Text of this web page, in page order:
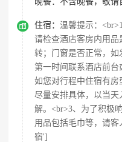
 住宿： 温馨提示：
请检查酒店客房内用
转；门窗是否正常，
第一时间联系酒店前台
如您对行程中住宿有
尽量安排具体，以当
解。<br>3、为了积极
用品包括毛巾等，请
宿']